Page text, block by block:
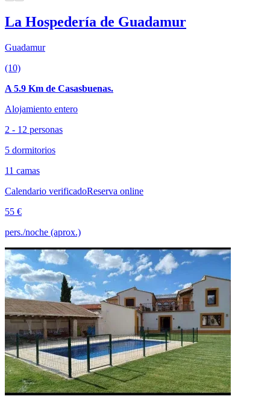
La Hospedería de Guadamur
Guadamur
(10)
A 5.9 Km de Casasbuenas.
Alojamiento entero
2 - 12 personas
5 dormitorios
11 camas
Calendario verificadoReserva online
55 €
pers./noche (aprox.)